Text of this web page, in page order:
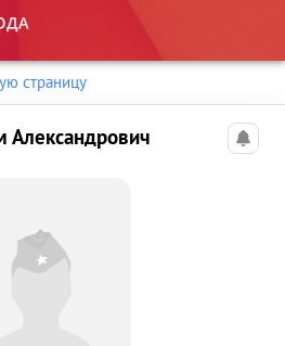
страницу